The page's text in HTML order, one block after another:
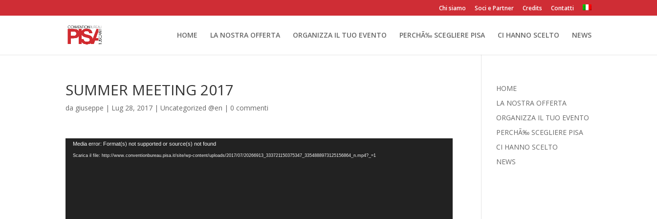
Chi siamo Soci e Partner Credits Contatti
HOME LA NOSTRA OFFERTA ORGANIZZA IL TUO EVENTO PERCHÃ‰ SCEGLIERE PISA CI HANNO SCELTO NEWS
SUMMER MEETING 2017
da giuseppe | Lug 28, 2017 |Uncategorized @en | 0 commenti
Video
Player
Media error: Format(s) not supported or source(s) not found
Scarica il file: http://www.conventionbureau.pisa.it/site/wp-content/uploads/2017/07/20266913_333721150375347_3354888973125156864_n.mp4?_=1
HOME
LA NOSTRA OFFERTA
ORGANIZZA IL TUO EVENTO
PERCHÃ‰ SCEGLIERE PISA
CI HANNO SCELTO
NEWS